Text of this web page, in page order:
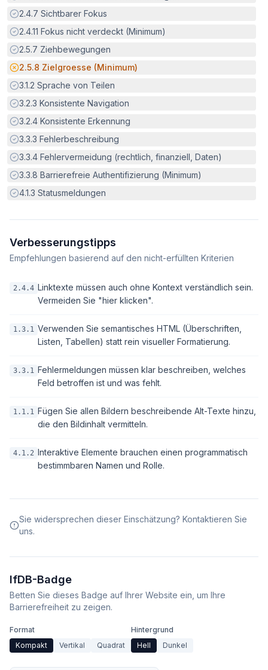
Erfüllt:
2.4.7 Sichtbarer Fokus
Erfüllt:
2.4.11 Fokus nicht verdeckt (Minimum)
Erfüllt:
2.5.7 Ziehbewegungen
Potenzielle Barriere:
2.5.8 Zielgroesse (Minimum)
Erfüllt:
3.1.2 Sprache von Teilen
Erfüllt:
3.2.3 Konsistente Navigation
Erfüllt:
3.2.4 Konsistente Erkennung
Erfüllt:
3.3.3 Fehlerbeschreibung
Erfüllt:
3.3.4 Fehlervermeidung (rechtlich, finanziell, Daten)
Erfüllt:
3.3.8 Barrierefreie Authentifizierung (Minimum)
Erfüllt:
4.1.3 Statusmeldungen
Verbesserungstipps
Empfehlungen basierend auf den nicht-erfüllten Kriterien
2.4.4 Linktexte müssen auch ohne Kontext verständlich sein.
Vermeiden Sie "hier klicken".
1.3.1 Verwenden Sie semantisches HTML (Überschriften,
Listen, Tabellen) statt rein visueller Formatierung.
3.3.1 Fehlermeldungen müssen klar beschreiben, welches
Feld betroffen ist und was fehlt.
1.1.1 Fügen Sie allen Bildern beschreibende Alt-Texte hinzu,
die den Bildinhalt vermitteln.
4.1.2 Interaktive Elemente brauchen einen programmatisch
bestimmbaren Namen und Rolle.
Sie widersprechen dieser Einschätzung? Kontaktieren Sie
uns.
IfDB-Badge
Betten Sie dieses Badge auf Ihrer Website ein, um Ihre
Barrierefreiheit zu zeigen.
Format
Kompakt
Vertikal Quadrat
Hintergrund
Hell
Dunkel